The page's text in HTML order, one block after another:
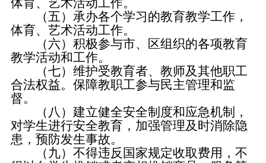
体育、艺术活动工作。
（五）承办各个学习的教育教学工作，
体育、艺术活动工作。
（六）积极参与市、区组织的各项教育
教学活动和工作。
（七）维护受教育者、教师及其他职工
合法权益。保障教职工参与民主管理和监
督。
（八）建立健全安全制度和应急机制，
对学生进行安全教育，加强管理及时消除隐
患，预防发生事故。
（九）不得违反国家规定收取费用，不